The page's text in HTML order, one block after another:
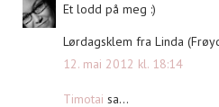
Et lodd på meg :)
Lørdagsklem fra Linda
12. mai 2012 kl. 18:14
Timotai sa...